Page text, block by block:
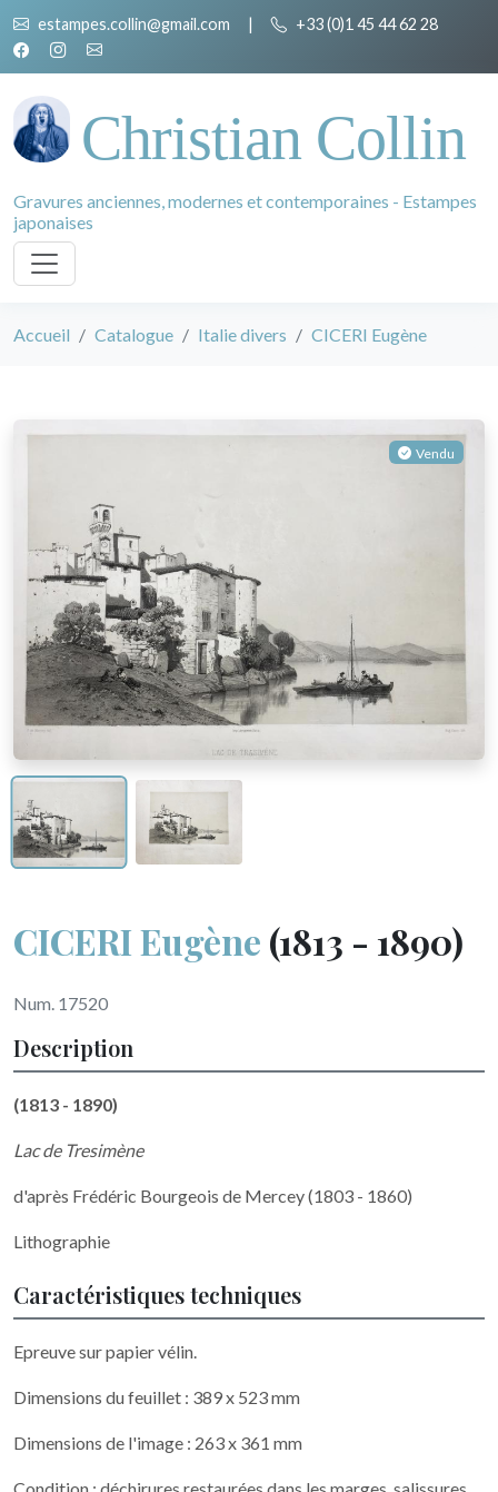
estampes.collin@gmail.com | +33 (0)1 45 44 62 28
Christian Collin
Gravures anciennes, modernes et contemporaines - Estampes
japonaises
Accueil Catalogue Italie divers CICERI Eugène
Vendu
CICERI Eugène (1813 - 1890)
Num. 17520
Description
(1813 - 1890)
Lac de Tresimène
d'après Frédéric Bourgeois de Mercey (1803 - 1860)
Lithographie
Caractéristiques techniques
Epreuve sur papier vélin.
Dimensions du feuillet : 389 x 523 mm
Dimensions de l'image : 263 x 361 mm
Condition : déchirures restaurées dans les marges, salissures